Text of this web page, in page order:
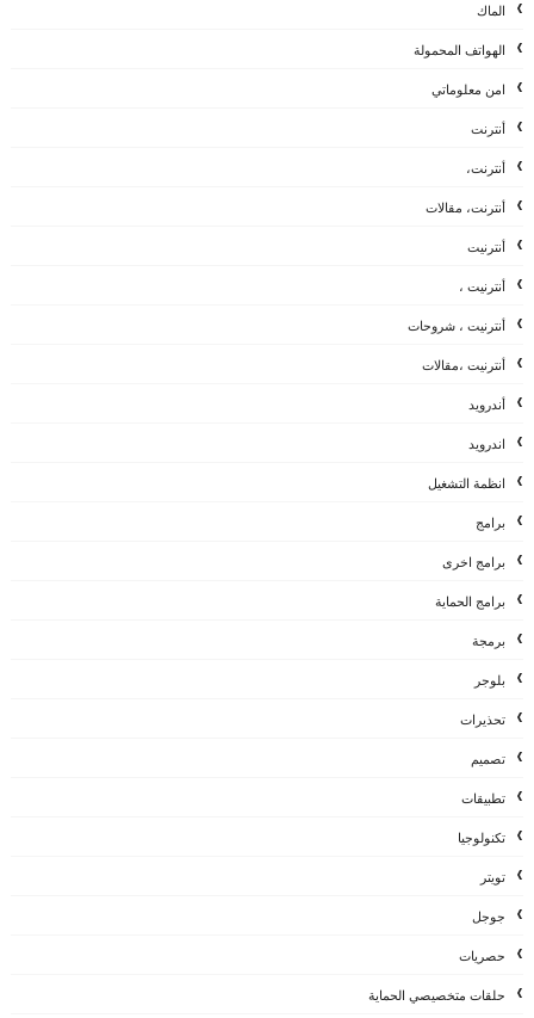
الماك
الهواتف المحمولة
امن معلوماتي
أنترنت
أنترنت،
أنترنت، مقالات
أنترنيت
أنترنيت ،
أنترنيت ، شروحات
أنترنيت ،مقالات
أندرويد
اندرويد
انظمة التشغيل
برامج
برامج اخرى
برامج الحماية
برمجة
بلوجر
تحذيرات
تصميم
تطبيقات
تكنولوجيا
تويتر
جوجل
حصريات
حلقات متخصيصي الحماية